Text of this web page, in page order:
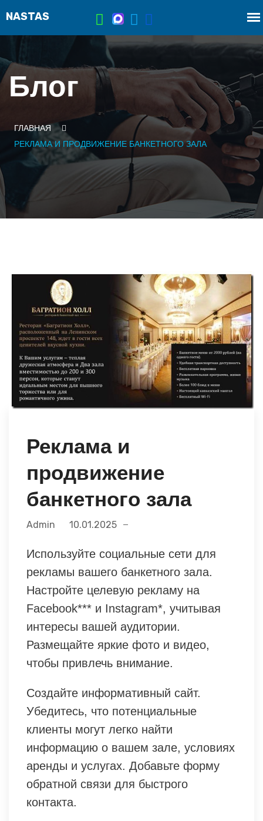
Блог
ГЛАВНАЯ
РЕКЛАМА И ПРОДВИЖЕНИЕ БАНКЕТНОГО ЗАЛА
Реклама и
продвижение
банкетного зала
Admin 10.01.2025
Используйте социальные сети для
рекламы вашего банкетного зала.
Настройте целевую рекламу на
Facebook*** и Instagram*, учитывая
интересы вашей аудитории.
Размещайте яркие фото и видео,
чтобы привлечь внимание.
Создайте информативный сайт.
Убедитесь, что потенциальные
клиенты могут легко найти
информацию о вашем зале, условиях
аренды и услугах. Добавьте форму
обратной связи для быстрого
контакта.